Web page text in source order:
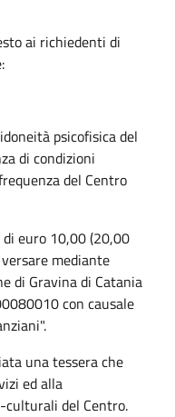
ai richiedenti di
psicofisica del
di condizioni
del Centro
euro 10,00 (20,00
mediante
di Gravina di Catania
con causale
una tessera che
ed alla
del Centro.